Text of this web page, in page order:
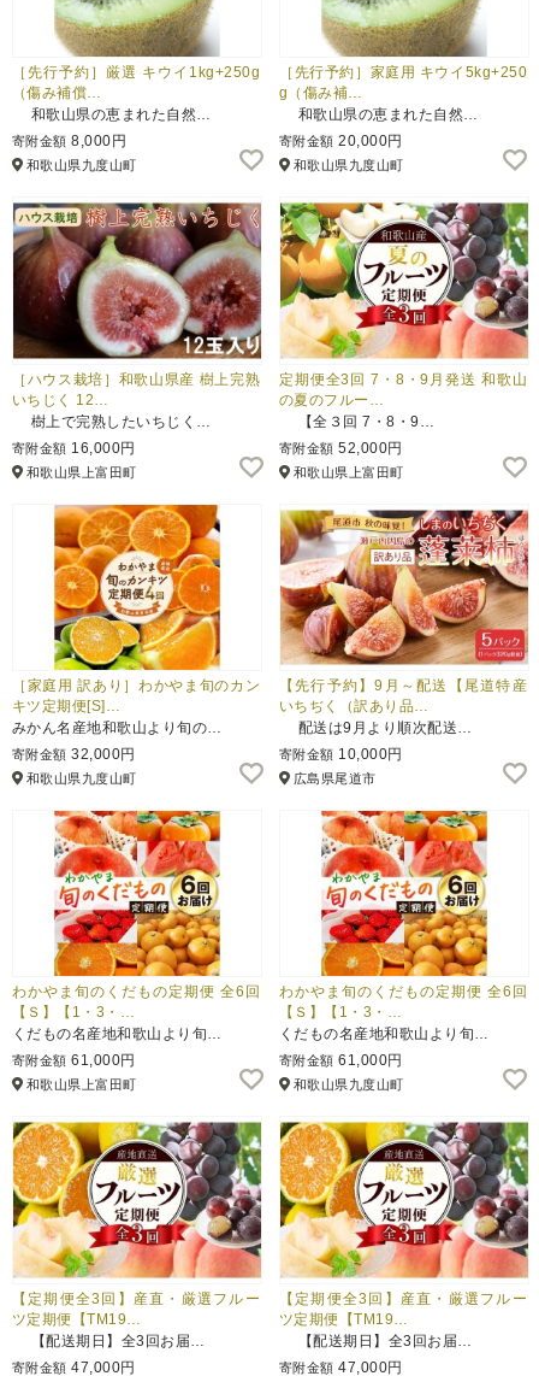
［先行予約］厳選 キウイ1kg+250g
（傷み補償…
和歌山県の恵まれた自然…
寄附金額 8,000円
和歌山県九度山町
［先行予約］家庭用 キウイ5kg+250
g（傷み補…
和歌山県の恵まれた自然…
寄附金額 20,000円
和歌山県九度山町
［ハウス栽培］和歌山県産 樹上完熟
いちじく 12…
樹上で完熟したいちじく…
寄附金額 16,000円
和歌山県上富田町
定期便全3回 7・8・9月発送 和歌山
の夏のフルー…
【全３回 7・8・9…
寄附金額 52,000円
和歌山県上富田町
［家庭用 訳あり］わかやま旬のカン
キツ定期便[S]…
みかん名産地和歌山より旬の…
寄附金額 32,000円
和歌山県九度山町
【先行予約】9月～配送【尾道特産
いちぢく（訳あり品…
配送は9月より順次配送…
寄附金額 10,000円
広島県尾道市
わかやま旬のくだもの定期便 全6回
【Ｓ】【1・3・…
くだもの名産地和歌山より旬…
寄附金額 61,000円
和歌山県上富田町
わかやま旬のくだもの定期便 全6回
【Ｓ】【1・3・…
くだもの名産地和歌山より旬…
寄附金額 61,000円
和歌山県九度山町
【定期便全3回】産直・厳選フルー
ツ定期便【TM19…
【配送期日】全3回お届…
寄附金額 47,000円
【定期便全3回】産直・厳選フルー
ツ定期便【TM19…
【配送期日】全3回お届…
寄附金額 47,000円